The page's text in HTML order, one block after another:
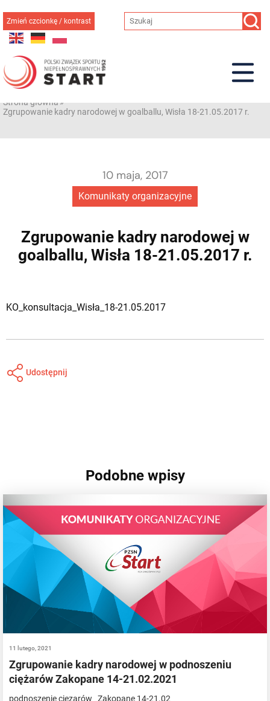
do
treści
Zmień czcionkę / kontrast
Strona główna»
Zgrupowanie kadry narodowej w goalballu, Wisła 18-21.05.2017 r.
Komunikaty organizacyjne
10 maja, 2017
Zgrupowanie kadry narodowej w
goalballu, Wisła 18-21.05.2017 r.
KO_konsultacja_Wisła_18-21.05.2017
Udostępnij
Podobne wpisy
11 lutego, 2021
Zgrupowanie kadry narodowej w podnoszeniu
ciężarów Zakopane 14-21.02.2021
podnoszenie cięzarów _Zakopane 14-21.02